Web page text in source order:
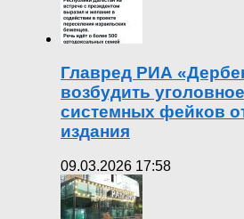
Главред РИА
возбудить
системных фейков
издания
09.03.2026 17:58